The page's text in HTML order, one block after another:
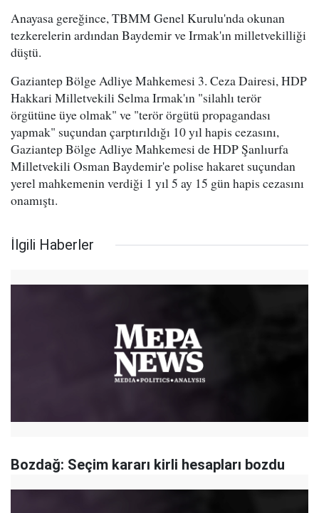
Anayasa gereğince, TBMM Genel Kurulu'nda okunan
tezkerelerin ardından Baydemir ve Irmak'ın milletvekilliği
düştü.
Gaziantep Bölge Adliye Mahkemesi 3. Ceza Dairesi, HDP
Hakkari Milletvekili Selma Irmak'ın "silahlı terör
örgütüne üye olmak" ve "terör örgütü propagandası
yapmak" suçundan çarptırıldığı 10 yıl hapis cezasını,
Gaziantep Bölge Adliye Mahkemesi de HDP Şanlıurfa
Milletvekili Osman Baydemir'e polise hakaret suçundan
yerel mahkemenin verdiği 1 yıl 5 ay 15 gün hapis cezasını
onamıştı.
İlgili Haberler
Bozdağ: Seçim kararı kirli hesapları bozdu